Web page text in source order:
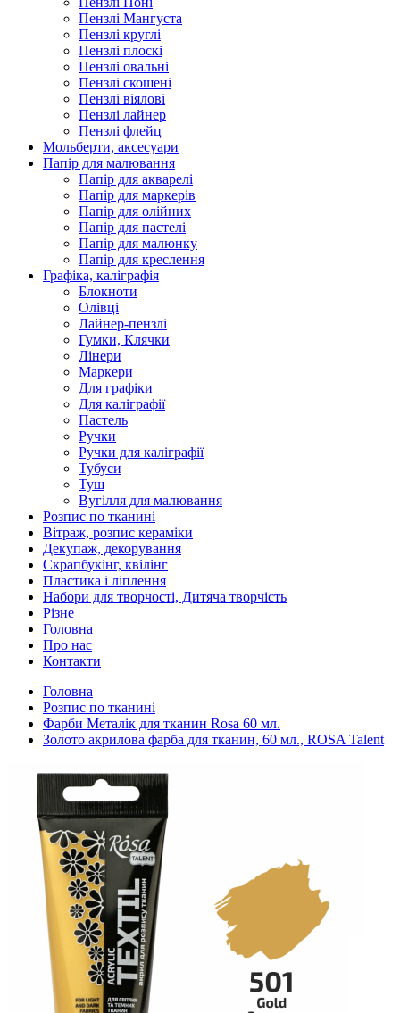
Пензлі Мангуста
Пензлі круглі
Пензлі плоскі
Пензлі овальні
Пензлі скошені
Пензлі віялові
Пензлі лайнер
Пензлі флейц
Мольберти, аксесуари
Папір для малювання
Папір для акварелі
Папір для маркерів
Папір для олійних
Папір для пастелі
Папір для малюнку
Папір для креслення
Графіка, каліграфія
Блокноти
Олівці
Лайнер-пензлі
Гумки, Клячки
Лінери
Маркери
Для графіки
Для каліграфії
Пастель
Ручки
Ручки для каліграфії
Тубуси
Туш
Вугілля для малювання
Розпис по тканині
Вітраж, розпис кераміки
Декупаж, декорування
Скрапбукінг, квілінг
Пластика і ліплення
Набори для творчості, Дитяча творчість
Різне
Головна
Про нас
Контакти
Головна
Розпис по тканині
Фарби Металік для тканин Rosa 60 мл.
Золото акрилова фарба для тканин, 60 мл., ROSA Talent